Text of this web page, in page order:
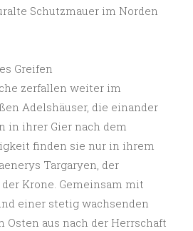
Schutzmauer im Norden
Greifen
zerfallen weiter im
Adelshäuser, die einander
in ihrer Gier nach dem
finden sie nur in ihrem
Targaryen, der
Krone. Gemeinsam mit
einer stetig wachsenden
aus nach der Herrschaft